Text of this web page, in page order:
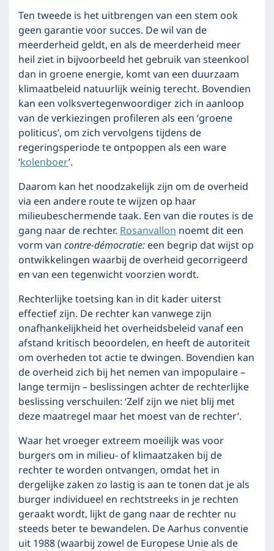
Ten tweede is het uitbrengen van een stem ook
geen garantie voor succes. De wil van de
meerderheid geldt, en als de meerderheid meer
heil ziet in bijvoorbeeld het gebruik van steenkool
dan in groene energie, komt van een duurzaam
klimaatbeleid natuurlijk weinig terecht. Bovendien
kan een volksvertegenwoordiger zich in aanloop
van de verkiezingen profileren als een ‘groene
politicus’, om zich vervolgens tijdens de
regeringsperiode te ontpoppen als een ware
‘kolenboer’.
Daarom kan het noodzakelijk zijn om de overheid
via een andere route te wijzen op haar
milieubeschermende taak. Een van die routes is de
gang naar de rechter.Rosanvallonnoemt dit een
vorm vancontre-démocratie:een begrip dat wijst op
ontwikkelingen waarbij de overheid gecorrigeerd
en van een tegenwicht voorzien wordt.
Rechterlijke toetsing kan in dit kader uiterst
effectief zijn. De rechter kan vanwege zijn
onafhankelijkheid het overheidsbeleid vanaf een
afstand kritisch beoordelen, en heeft de autoriteit
om overheden tot actie te dwingen. Bovendien kan
de overheid zich bij het nemen van impopulaire –
lange termijn – beslissingen achter de rechterlijke
beslissing verschuilen: ‘Zelf zijn we niet blij met
deze maatregel maar het moest van de rechter’.
Waar het vroeger extreem moeilijk was voor
burgers om in milieu- of klimaatzaken bij de
rechter te worden ontvangen, omdat het in
dergelijke zaken zo lastig is aan te tonen dat je als
burger individueel en rechtstreeks in je rechten
geraakt wordt, lijkt de gang naar de rechter nu
steeds beter te bewandelen. De Aarhus conventie
uit 1988 (waarbij zowel de Europese Unie als de